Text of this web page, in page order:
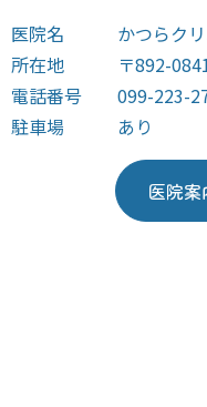
医院名
かつらク
所在地
〒892-
電話番号
099-223-
駐車場
あり
医院案